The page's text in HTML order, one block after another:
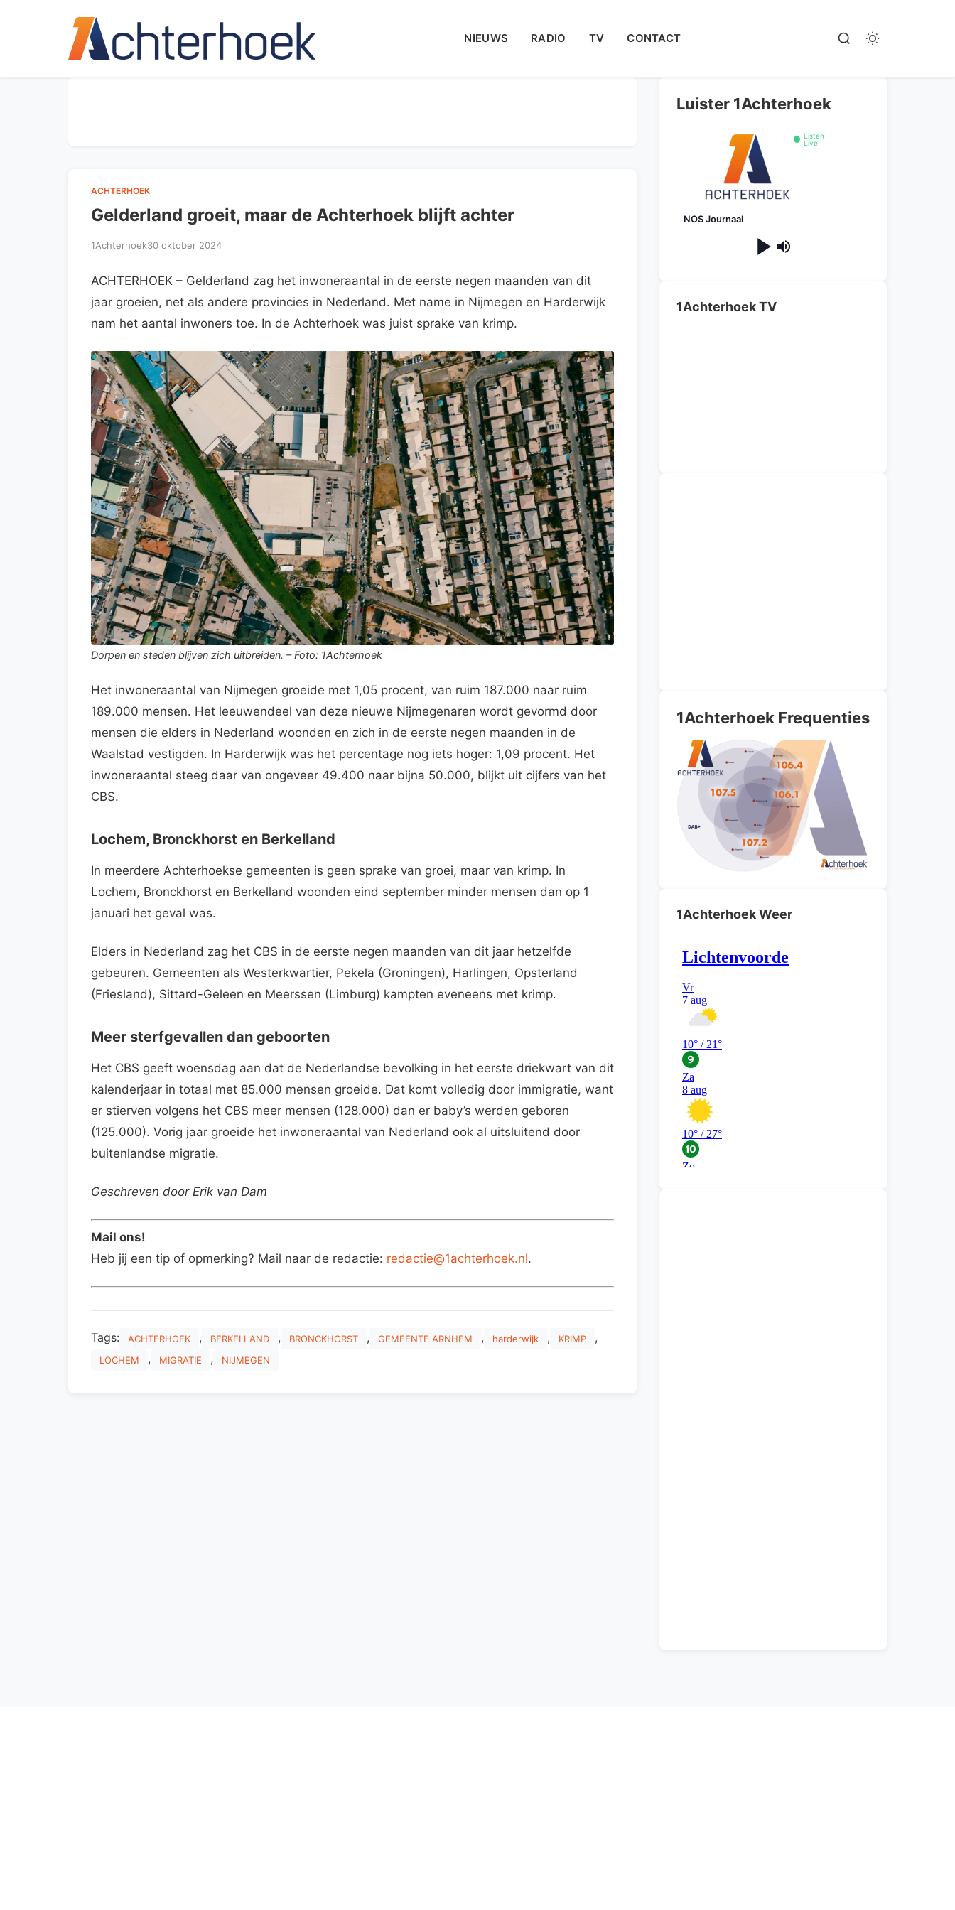
NIEUWS RADIO TV CONTACT
ACHTERHOEK
Gelderland groeit, maar de Achterhoek blijft achter
1Achterhoek30 oktober 2024
ACHTERHOEK – Gelderland zag het inwoneraantal in de eerste negen maanden van dit
jaar groeien, net als andere provincies in Nederland. Met name in Nijmegen en Harderwijk
nam het aantal inwoners toe. In de Achterhoek was juist sprake van krimp.
Dorpen en steden blijven zich uitbreiden. – Foto: 1Achterhoek
Het inwoneraantal van Nijmegen groeide met 1,05 procent, van ruim 187.000 naar ruim
189.000 mensen. Het leeuwendeel van deze nieuwe Nijmegenaren wordt gevormd door
mensen die elders in Nederland woonden en zich in de eerste negen maanden in de
Waalstad vestigden. In Harderwijk was het percentage nog iets hoger: 1,09 procent. Het
inwoneraantal steeg daar van ongeveer 49.400 naar bijna 50.000, blijkt uit cijfers van het
CBS.
Lochem, Bronckhorst en Berkelland
In meerdere Achterhoekse gemeenten is geen sprake van groei, maar van krimp. In
Lochem, Bronckhorst en Berkelland woonden eind september minder mensen dan op 1
januari het geval was.
Elders in Nederland zag het CBS in de eerste negen maanden van dit jaar hetzelfde
gebeuren. Gemeenten als Westerkwartier, Pekela (Groningen), Harlingen, Opsterland
(Friesland), Sittard-Geleen en Meerssen (Limburg) kampten eveneens met krimp.
Meer sterfgevallen dan geboorten
Het CBS geeft woensdag aan dat de Nederlandse bevolking in het eerste driekwart van dit
kalenderjaar in totaal met 85.000 mensen groeide. Dat komt volledig door immigratie, want
er stierven volgens het CBS meer mensen (128.000) dan er baby’s werden geboren
(125.000). Vorig jaar groeide het inwoneraantal van Nederland ook al uitsluitend door
buitenlandse migratie.
Geschreven door Erik van Dam
Mail ons!
Heb jij een tip of opmerking? Mail naar de redactie: redactie@1achterhoek.nl.
Tags: ACHTERHOEK , BERKELLAND , BRONCKHORST , GEMEENTE ARNHEM , harderwijk , KRIMP ,
LOCHEM , MIGRATIE , NIJMEGEN
Luister 1Achterhoek
Listen
Live
NOS Journaal
1Achterhoek TV
1Achterhoek Frequenties
1Achterhoek Weer